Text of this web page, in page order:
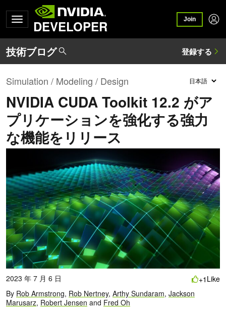
DEVELOPER Join
Simulation / Modeling / Design
NVIDIA CUDA Toolkit 12.2 がア
プリケーションを強化する強力
な機能をリリース
2023 年 7 月 6 日
By Rob Armstrong, Rob Nertney, Arthy Sundaram, Jackson
Marusarz, Robert Jensen and Fred Oh
+1 Like